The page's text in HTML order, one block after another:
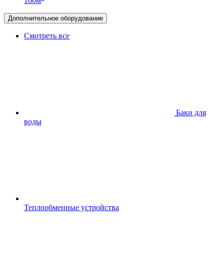
Дополнительное оборудование
Смотреть все
Баки для
воды
Теплообменные устройства